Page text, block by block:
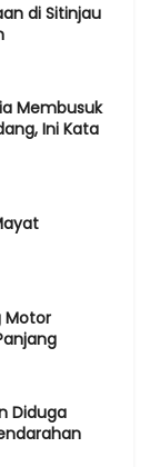
di Sitinjau
Membusuk
Ini Kata
Motor
Diduga